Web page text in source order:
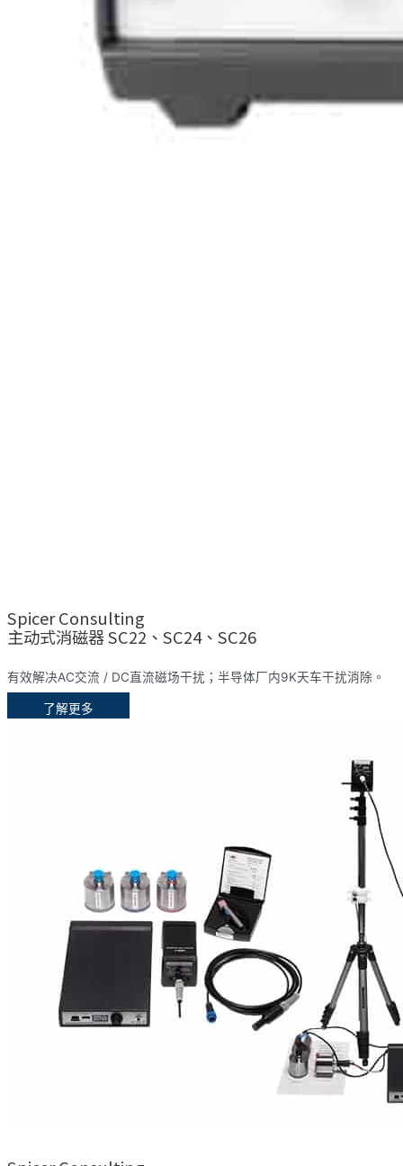
Spicer Consulting
主动式消磁器 SC22、SC24、SC26
有效解决AC交流 / DC直流磁场干扰；半导体厂内9K天车干扰消除。
了解更多